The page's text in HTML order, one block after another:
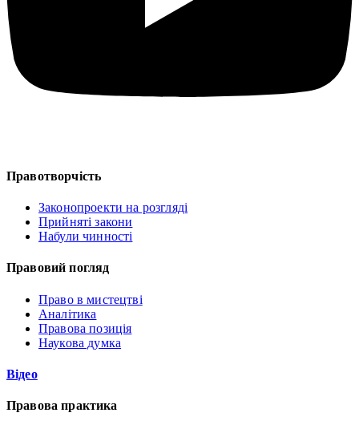
Правотворчість
Законопроекти на розгляді
Прийняті закони
Набули чинності
Правовий погляд
Право в мистецтві
Аналітика
Правова позиція
Наукова думка
Відео
Правова практика